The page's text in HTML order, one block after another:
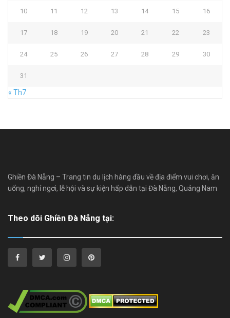
10 11 12 13 14 15 16
17 18 19 20 21 22 23
24 25 26 27 28 29 30
31
« Th7
Ghiền Đà Nẵng – Trang tin du lịch hàng đầu về địa điểm vui chơi, ăn
uống, nghỉ ngơi, lễ hội và sự kiện hấp dẫn tại Đà Nẵng, Quảng Nam
Theo dõi Ghiền Đà Nẵng tại: